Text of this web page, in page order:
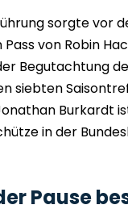
sorgte vor
von Robin
Begutachtung
siebten
Burkardt
in der
Pause